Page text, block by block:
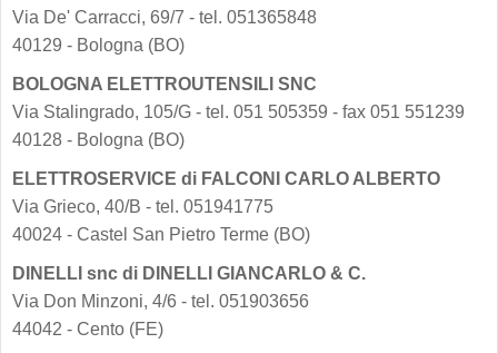
Via De' Carracci, 69/7 - tel. 051365848
40129 - Bologna (BO)
BOLOGNA ELETTROUTENSILI SNC
Via Stalingrado, 105/G - tel. 051 505359 - fax 051 551239
40128 - Bologna (BO)
ELETTROSERVICE di FALCONI CARLO ALBERTO
Via Grieco, 40/B - tel. 051941775
40024 - Castel San Pietro Terme (BO)
DINELLI snc di DINELLI GIANCARLO & C.
Via Don Minzoni, 4/6 - tel. 051903656
44042 - Cento (FE)